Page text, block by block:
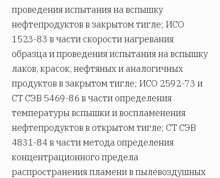
проведения испытания на вспышку
нефтепродуктов в закрытом тигле; ИСО
1523-83 в части скорости нагревания
образца и проведения испытания на вспышку
лаков, красок, нефтяных и аналогичных
продуктов в закрытом тигле; ИСО 2592-73 и
СТ СЭВ 5469-86 в части определения
температуры вспышки и воспламенения
нефтепродуктов в открытом тигле; СТ СЭВ
4831-84 в части метода определения
концентрационного предела
распространения пламени в пылевоздушных